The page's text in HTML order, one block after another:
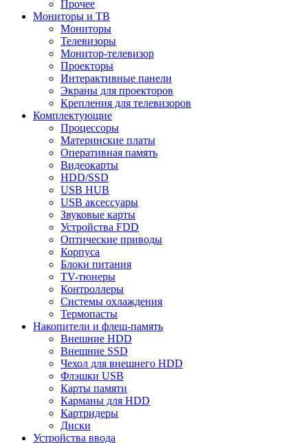
Прочее
Мониторы и ТВ
Мониторы
Телевизоры
Монитор-телевизор
Проекторы
Интерактивные панели
Экраны для проекторов
Крепления для телевизоров
Комплектующие
Процессоры
Материнские платы
Оперативная память
Видеокарты
HDD/SSD
USB HUB
USB аксессуары
Звуковые карты
Устройства FDD
Оптические приводы
Корпуса
Блоки питания
TV-тюнеры
Контроллеры
Системы охлаждения
Термопасты
Накопители и флеш-память
Внешние HDD
Внешние SSD
Чехол для внешнего HDD
Флэшки USB
Карты памяти
Карманы для HDD
Картридеры
Диски
Устройства ввода